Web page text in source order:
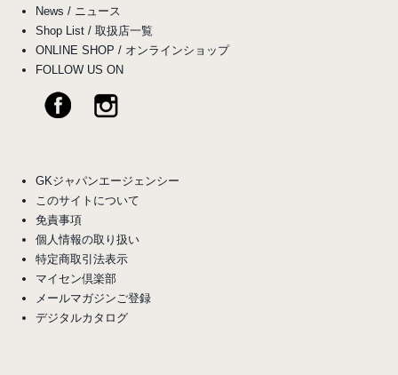
News / ニュース
Shop List / 取扱店一覧
ONLINE SHOP / オンラインショップ
FOLLOW US ON
GKジャパンエージェンシー
このサイトについて
免責事項
個人情報の取り扱い
特定商取引法表示
マイセン倶楽部
メールマガジンご登録
デジタルカタログ